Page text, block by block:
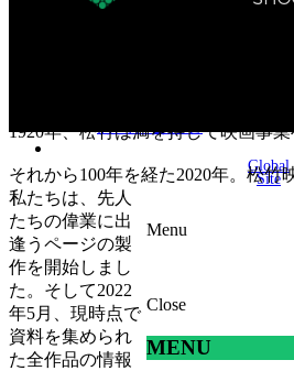
会社案内
Global
Site
Menu
Close
MENU
1920年、松竹は満を持して映画事
それから100年を経た2020年。松竹
私たちは、先人
たちの偉業に出
逢うページの製
作を開始しまし
た。そして2022
年5月、現時点で
資料を集められ
た全作品の情報